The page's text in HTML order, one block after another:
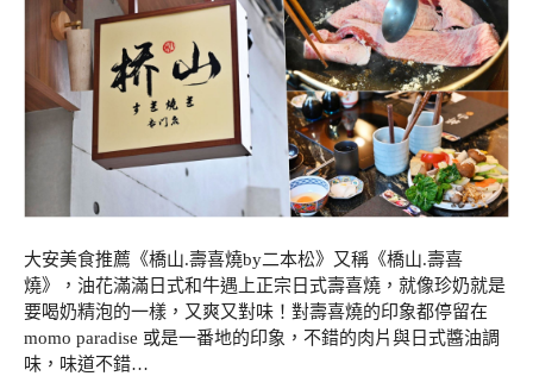
大安美食推薦《橋山.壽喜燒by二本松》又稱《橋山.壽喜
燒》，油花滿滿日式和牛遇上正宗日式壽喜燒，就像珍奶就是
要喝奶精泡的一樣，又爽又對味！對壽喜燒的印象都停留在
momo paradise 或是一番地的印象，不錯的肉片與日式醬油調
味，味道不錯…